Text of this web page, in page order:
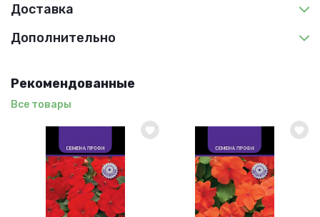
Доставка
Дополнительно
Рекомендованные
Все товары